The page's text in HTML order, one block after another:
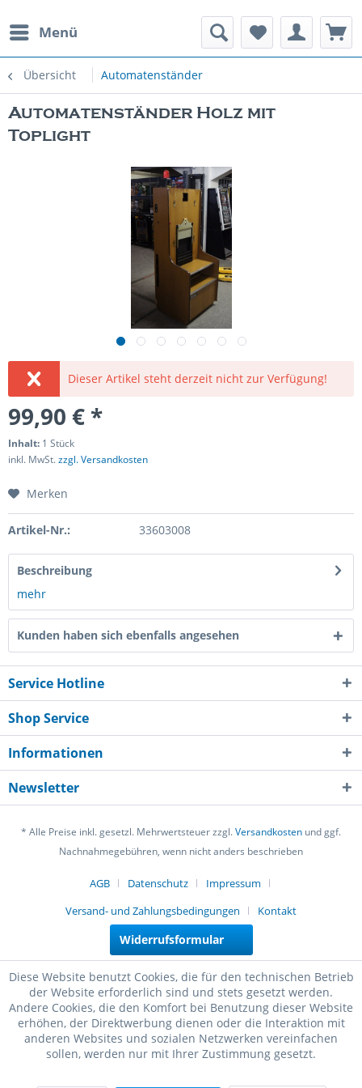
Menü
Übersicht Automatenständer
Spielautomaten
Automatenständer Holz mit
Toplight
Dieser Artikel steht derzeit nicht zur Verfügung!
99,90 € *
Inhalt: 1 Stück
inkl. MwSt.zzgl. Versandkosten
Merken
Artikel-Nr.: 33603008
Beschreibung
mehr
Kunden haben sich ebenfalls angesehen
Service Hotline
Shop Service
Informationen
Newsletter
* Alle Preise inkl. gesetzl. Mehrwertsteuer zzgl.Versandkosten und ggf.
Nachnahmegebühren, wenn nicht anders beschrieben
AGB Datenschutz
Impressum
Versand- und Zahlungsbedingungen
Kontakt
Widerrufsformular
Diese Website benutzt Cookies, die für den technischen Betrieb
der Website erforderlich sind und stets gesetzt werden.
Andere Cookies, die den Komfort bei Benutzung dieser Website
erhöhen, der Direktwerbung dienen oder die Interaktion mit
anderen Websites und sozialen Netzwerken vereinfachen
sollen, werden nur mit Ihrer Zustimmung gesetzt.